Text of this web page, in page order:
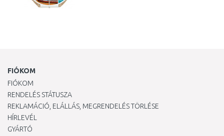
FIÓKOM
FIÓKOM
RENDELÉS STÁTUSZA
REKLAMÁCIÓ, ELÁLLÁS, MEGRENDELÉS TÖRLÉSE
HÍRLEVÉL
GYÁRTÓ